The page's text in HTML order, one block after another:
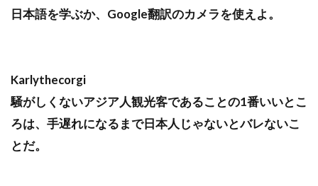
日本語を学ぶか、Google翻訳のカメラを使えよ。
Karlythecorgi
騒がしくないアジア人観光客であることの1番いいとこ
ろは、手遅れになるまで日本人じゃないとバレないこ
とだ。